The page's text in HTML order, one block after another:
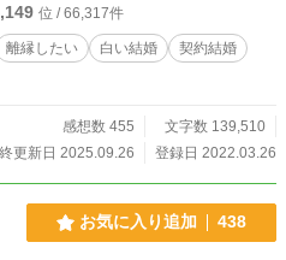
位 / 66,317件
離縁したい 白い結婚
契約結婚
感想数 455
文字数 139,510
更新日 2025.09.26
登録日 2022.03.26
お気に入り追加 438